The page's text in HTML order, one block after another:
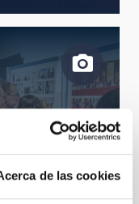
de las cookies